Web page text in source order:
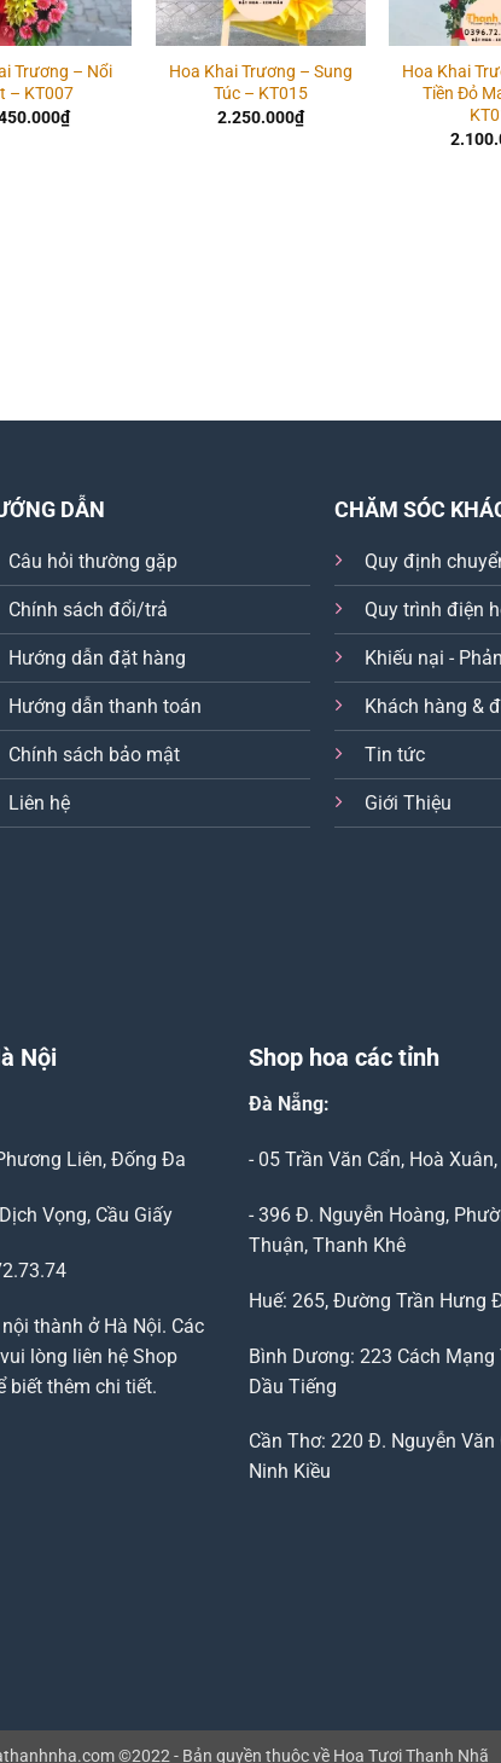
Trương – Nổi
– KT007
₫
Hoa Khai Trương – Sung
Túc – KT015
2.250.000₫
Hoa Khai
Tiền Đỏ
DẪN
Câu hỏi thường gặp
Chính sách đổi/trả
Hướng dẫn đặt hàng
Hướng dẫn thanh toán
Chính sách bảo mật
Liên hệ
CHĂM SÓC
Quy định
Quy trình điện
Khiếu nại -
Khách hàng &
Tin tức
Giới Thiệu
Nội
Liên, Đống Đa
Vọng, Cầu Giấy
thành ở Hà Nội. Các
lòng liên hệ Shop
biết thêm chi tiết.
Shop hoa các tỉnh
Đà Nẵng:
- 05 Trần Văn Cẩn, Hoà
- 396 Đ. Nguyễn Hoàng,
Thuận, Thanh Khê
Huế: 265, Đường Trần Hưng
Bình Dương: 223 Cách Mạng
Dầu Tiếng
Cần Thơ: 220 Đ. Nguyễn Văn
Ninh Kiều
©2022 - Bản quyền thuộc về Hoa Tươi Thanh Nhã